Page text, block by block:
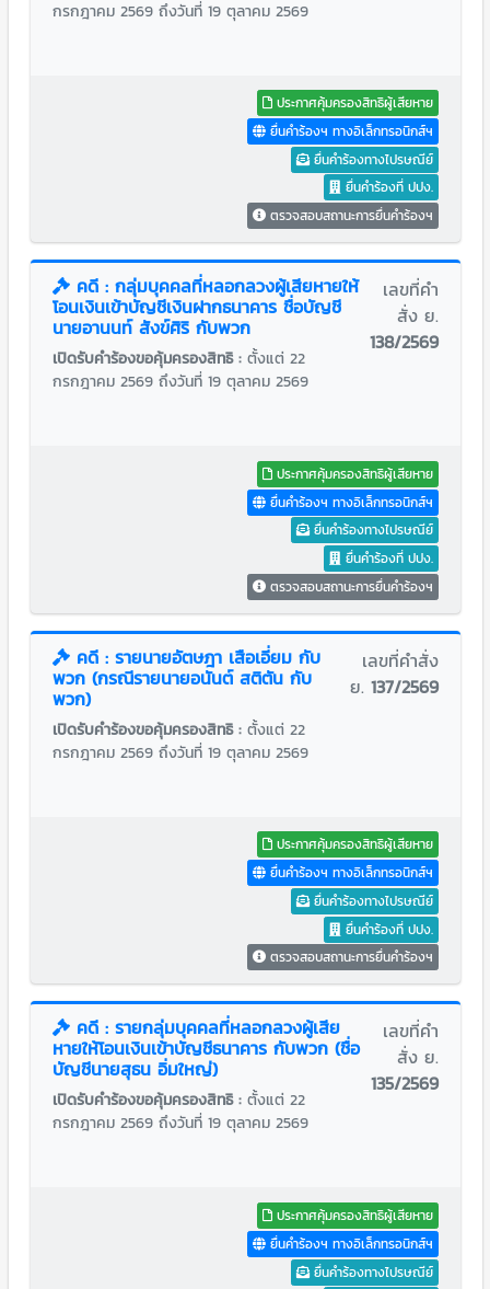
กรกฎาคม 2569 ถึงวันที่ 19 ตุลาคม 2569
ประกาศคุ้มครองสิทธิผู้เสียหาย
ยื่นคำร้องฯ ทางอิเล็กทรอนิกส์ฯ
ยื่นคำร้องทางไปรษณีย์
ยื่นคำร้องที่ ปปง.
ตรวจสอบสถานะการยื่นคำร้องฯ
คดี : กลุ่มบุคคลที่หลอกลวงผู้เสียหายให้
โอนเงินเข้าบัญชีเงินฝากธนาคาร ชื่อบัญชี
นายอานนท์ สังข์ศิริ กับพวก
เปิดรับคำร้องขอคุ้มครองสิทธิ : ตั้งแต่ 22
กรกฎาคม 2569 ถึงวันที่ 19 ตุลาคม 2569
เลขที่คำ
สั่ง ย.
138/2569
ประกาศคุ้มครองสิทธิผู้เสียหาย
ยื่นคำร้องฯ ทางอิเล็กทรอนิกส์ฯ
ยื่นคำร้องทางไปรษณีย์
ยื่นคำร้องที่ ปปง.
ตรวจสอบสถานะการยื่นคำร้องฯ
คดี : รายนายอัตษฎา เสือเอี่ยม กับ
พวก (กรณีรายนายอนันต์ สติตัน กับ
พวก)
เปิดรับคำร้องขอคุ้มครองสิทธิ : ตั้งแต่ 22
กรกฎาคม 2569 ถึงวันที่ 19 ตุลาคม 2569
เลขที่คำสั่ง
ย. 137/2569
ประกาศคุ้มครองสิทธิผู้เสียหาย
ยื่นคำร้องฯ ทางอิเล็กทรอนิกส์ฯ
ยื่นคำร้องทางไปรษณีย์
ยื่นคำร้องที่ ปปง.
ตรวจสอบสถานะการยื่นคำร้องฯ
คดี : รายกลุ่มบุคคลที่หลอกลวงผู้เสีย
หายให้โอนเงินเข้าบัญชีธนาคาร กับพวก (ชื่อ
บัญชีนายสุธน อิ่มใหญ่)
เปิดรับคำร้องขอคุ้มครองสิทธิ : ตั้งแต่ 22
กรกฎาคม 2569 ถึงวันที่ 19 ตุลาคม 2569
เลขที่คำ
สั่ง ย.
135/2569
ประกาศคุ้มครองสิทธิผู้เสียหาย
ยื่นคำร้องฯ ทางอิเล็กทรอนิกส์ฯ
ยื่นคำร้องทางไปรษณีย์